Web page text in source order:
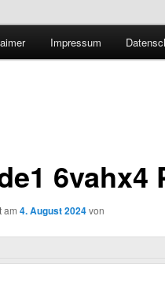
Forschung
Impressum
6vahx4
am 4. August 2024von